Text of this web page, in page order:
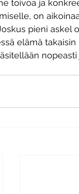
toivoa ja
on
pieni
elämä takaisin